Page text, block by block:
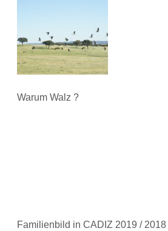
Warum Walz ?
Familienbild in CADIZ 2019 / 2018